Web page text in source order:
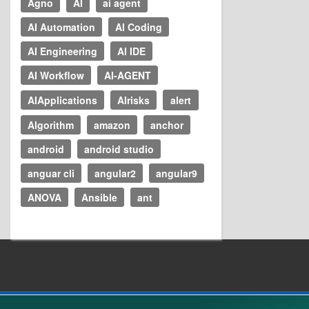
AI Automation
AI Coding
AI Engineering
AI IDE
AI Workflow
AI-AGENT
AIApplications
AIrisks
alert
Algorithm
amazon
anchor
android
android studio
anguar cli
angular2
angular9
ANOVA
Ansible ant